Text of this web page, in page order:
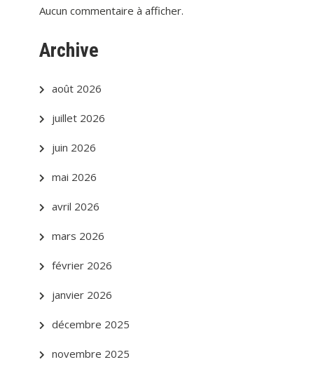
Aucun commentaire à afficher.
Archive
août 2026
juillet 2026
juin 2026
mai 2026
avril 2026
mars 2026
février 2026
janvier 2026
décembre 2025
novembre 2025